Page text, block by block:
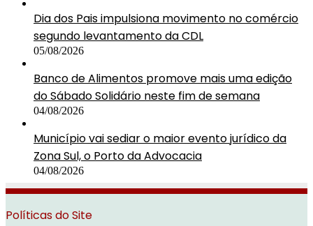
Dia dos Pais impulsiona movimento no comércio
segundo levantamento da CDL
05/08/2026
Banco de Alimentos promove mais uma edição
do Sábado Solidário neste fim de semana
04/08/2026
Município vai sediar o maior evento jurídico da
Zona Sul, o Porto da Advocacia
04/08/2026
Políticas do Site